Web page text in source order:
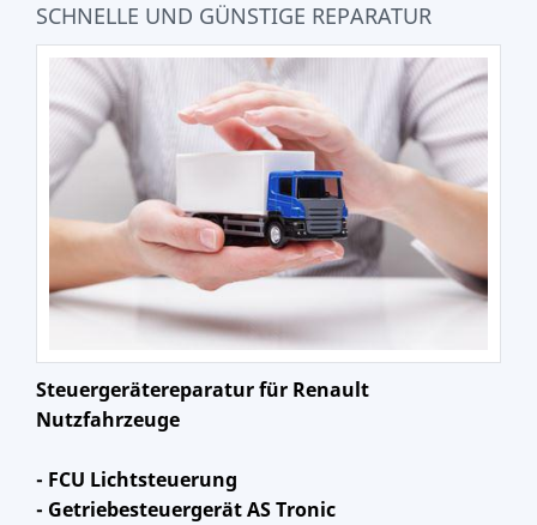
SCHNELLE UND GÜNSTIGE REPARATUR
Steuergerätereparatur für Renault
Nutzfahrzeuge
- FCU Lichtsteuerung
- Getriebesteuergerät AS Tronic